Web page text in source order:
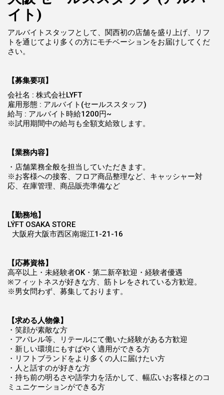
イト)
アルバイトスタッフとして、関西初の店舗を盛り上げ、リフ
トを通じてより多くの方にモチベーションをお届けしてくだ
さい。
【募集要項】
会社名 : 株式会社LYFT
雇用形態 : アルバイト(セールススタッフ)
給与 : アルバイト時給1200円~
※試用期間中の給与も全額支給致します。
【業務内容】
・店舗業務全般を担当していただきます。
※お客様への接客、フロア商品整理など、キャッシャー対
応、在庫管理、商品販売準備など
【勤務地】
LÝFT OSAKA STORE
大阪府大阪市西区南堀江1-21-16
【応募資格】
高卒以上・未経験者OK・第二新卒歓迎・経験者優遇
※フィットネスが好きな方、筋トレをされている方歓迎。
※男女問わず、募集しております。
【求める人物像】
・笑顔が素敵な方
・アパレル等、リテールにて働いた経験がある方歓迎
・新しい環境にもすばやく適用ができる方
・リフトブランドをより多くの人に届けたい方
・人と話すのが好きな方
・持ち前の明るさや語学力を活かして、幅広いお客様とのコ
ミュニケーションができる方